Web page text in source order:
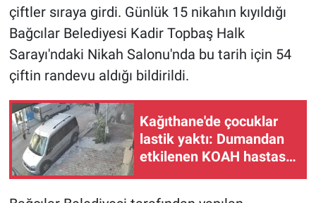
çiftler sıraya girdi. Günlük 15 nikahın kıyıldığı
Bağcılar Belediyesi Kadir Topbaş Halk
Sarayı'ndaki Nikah Salonu'nda bu tarih için 54
çiftin randevu aldığı bildirildi.
Kağıthane'de çocuklar
lastik yaktı: Dumandan
etkilenen KOAH hastası
Gün Bitiyor
Gün Ortası
Gündem Özel
Günün görüntüsü
Haber